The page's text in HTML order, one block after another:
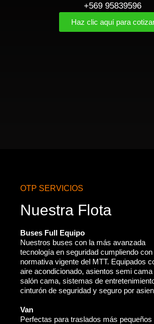
+569 95839596
Haz clic aquí para
OTP SERVICIOS
Nuestra Flota
Buses Full Equipo
Nuestros buses con la más avanzada
tecnología en seguridad cumpliendo con
normativa vigente del MTT. Equipados
aire acondicionado, asientos semi
salón cama, sistemas de
cinturón de seguridad y seguro por
Van
Perfectas para traslados más pequeños